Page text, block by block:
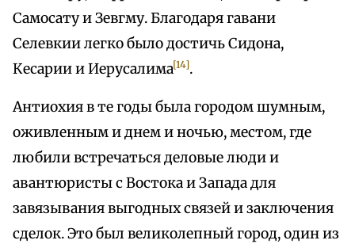
Самосату и Зевгму. Благодаря гавани
Селевкии легко было достичь Сидона,
Кесарии и Иерусалима[14].
Антиохия в те годы была городом шумным,
оживленным и днем и ночью, местом, где
любили встречаться деловые люди и
авантюристы с Востока и Запада для
завязывания выгодных связей и заключения
сделок. Это был великолепный город, один из